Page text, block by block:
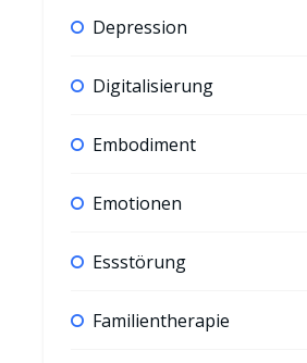
Depression
Digitalisierung
Embodiment
Emotionen
Essstörung
Familientherapie